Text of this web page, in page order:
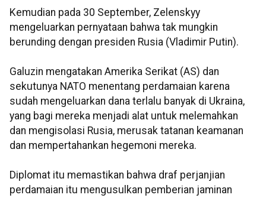
Kemudian pada 30 September, Zelenskyy
mengeluarkan pernyataan bahwa tak mungkin
berunding dengan presiden Rusia (Vladimir Putin).
Galuzin mengatakan Amerika Serikat (AS) dan
sekutunya NATO menentang perdamaian karena
sudah mengeluarkan dana terlalu banyak di Ukraina,
yang bagi mereka menjadi alat untuk melemahkan
dan mengisolasi Rusia, merusak tatanan keamanan
dan mempertahankan hegemoni mereka.
Diplomat itu memastikan bahwa draf perjanjian
perdamaian itu mengusulkan pemberian jaminan